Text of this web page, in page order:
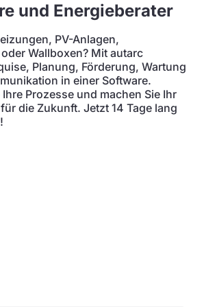
und Energieberater
PV-Anlagen,
Wallboxen? Mit autarc
Planung, Förderung, Wartung
in einer Software.
Prozesse und machen Sie Ihr
die Zukunft. Jetzt 14 Tage lang